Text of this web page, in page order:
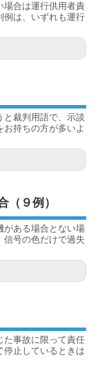
場合は運行供用者責
例は、いずれも運行
と裁判用語で、示談
持ちの方が多いよ
（９例）
がある場合とない場
信号の色だけで過失
た事故に限って責任
停止しているときは